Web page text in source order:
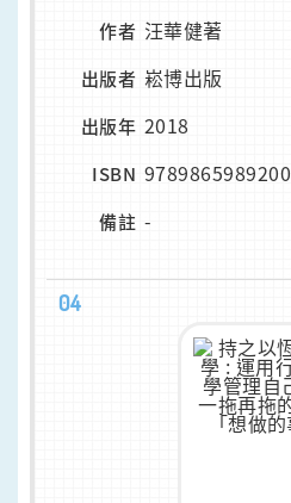
作者 汪華健著
出版者 崧博出版
出版年 2018
ISBN 9789865989200
備註 -
04